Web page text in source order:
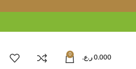
0
0.000 ر.ع.